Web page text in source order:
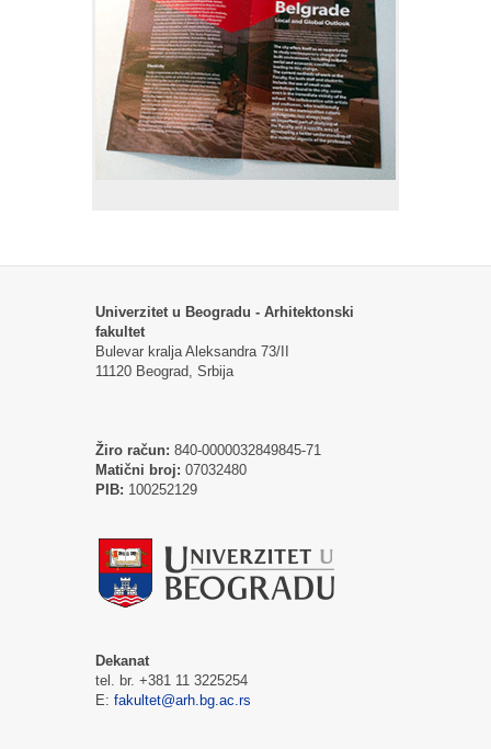
Univerzitet u Beogradu - Arhitektonski
fakultet
Bulevar kralja Aleksandra 73/II
11120 Beograd, Srbija
Žiro račun: 840-0000032849845-71
Matični broj: 07032480
PIB: 100252129
Dekanat
tel. br. +381 11 3225254
E: fakultet@arh.bg.ac.rs